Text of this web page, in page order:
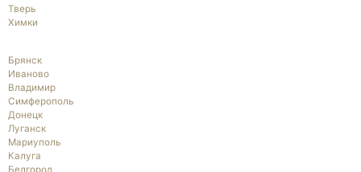
Тверь
Химки
Брянск
Иваново
Владимир
Симферополь
Донецк
Луганск
Мариуполь
Калуга
Белгород